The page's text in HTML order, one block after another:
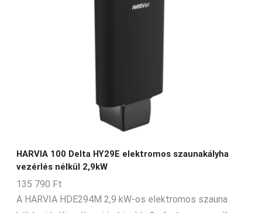
HARVIA 100 Delta HY29E elektromos szaunakályha
vezérlés nélkül 2,9kW
135 790 Ft
A HARVIA HDE294M 2,9 kW-os elektromos szauna